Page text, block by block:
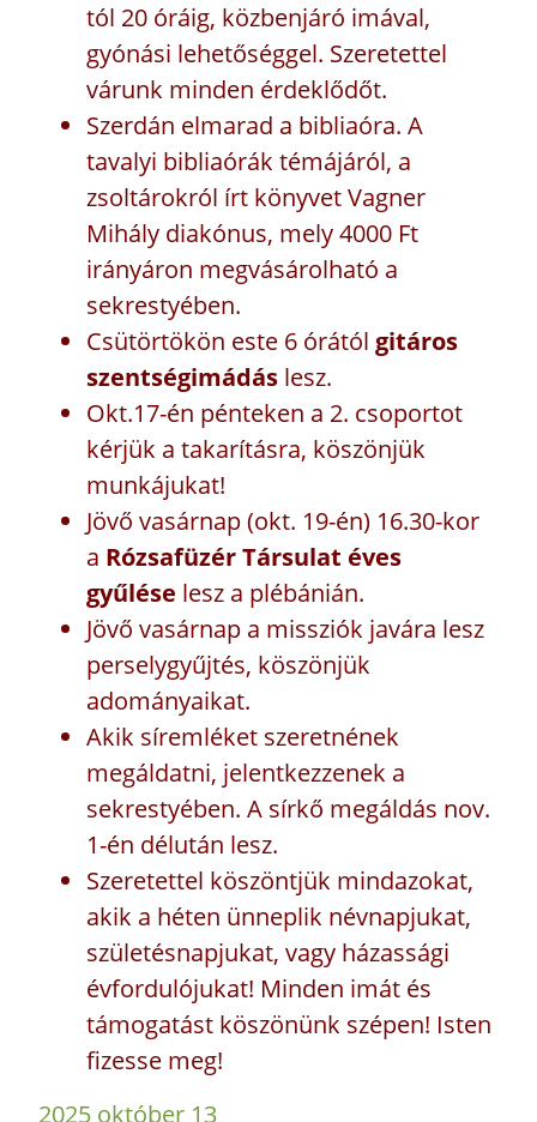
tól 20 óráig, közbenjáró imával,
gyónási lehetőséggel. Szeretettel
várunk minden érdeklődőt.
Szerdán elmarad a bibliaóra. A
tavalyi bibliaórák témájáról, a
zsoltárokról írt könyvet Vagner
Mihály diakónus, mely 4000 Ft
irányáron megvásárolható a
sekrestyében.
Csütörtökön este 6 órától gitáros
szentségimádáslesz.
Okt.17-én pénteken a 2. csoportot
kérjük a takarításra, köszönjük
munkájukat!
Jövő vasárnap (okt. 19-én) 16.30-kor
a Rózsafüzér Társulat éves
gyűlése lesz a plébánián.
Jövő vasárnap a missziók javára lesz
perselygyűjtés, köszönjük
adományaikat.
Akik síremléket szeretnének
megáldatni, jelentkezzenek a
sekrestyében. A sírkő megáldás nov.
1-én délután lesz.
Szeretettel köszöntjük mindazokat,
akik a héten ünneplik névnapjukat,
születésnapjukat, vagy házassági
évfordulójukat! Minden imát és
támogatást köszönünk szépen! Isten
fizesse meg!
2025 október 13